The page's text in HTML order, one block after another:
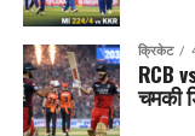
क्रिकेट
RCB
चमकी